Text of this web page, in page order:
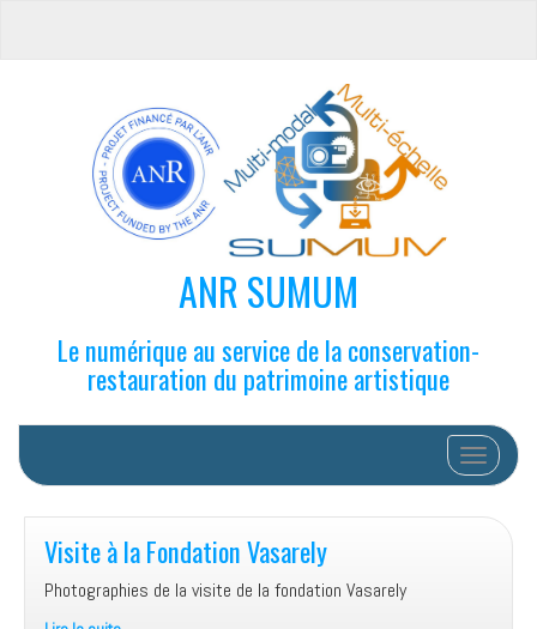
ANR SUMUM
Le numérique au service de la conservation-
restauration du patrimoine artistique
Afficher/
Visite à la Fondation Vasarely
Photographies de la visite de la fondation Vasarely